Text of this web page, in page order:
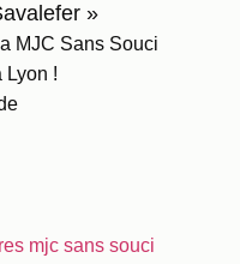
»
MJC Sans Souci
Lyon !